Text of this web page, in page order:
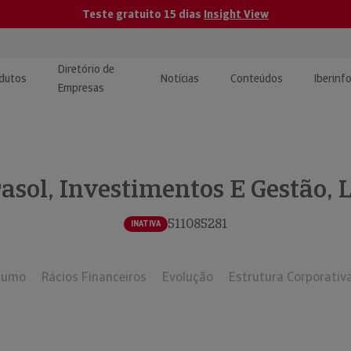
Teste gratuito 15 dias Insight View
e Monitorização de
Diretório de
Empresas
Notícias Conteúdos
| Estudos e
Investimentos E Gestão,
INATIVA 511085281
Rácios Financeiros Evolução Estrutura Corporativa